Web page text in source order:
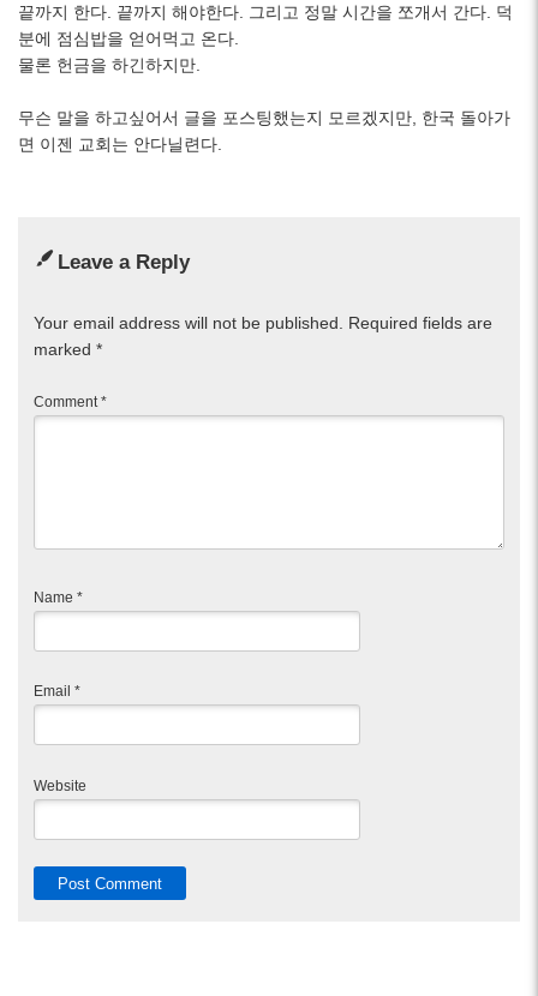
끝까지 한다. 끝까지 해야한다. 그리고 정말 시간을 쪼개서 간다. 덕
분에 점심밥을 얻어먹고 온다.
물론 헌금을 하긴하지만.
무슨 말을 하고싶어서 글을 포스팅했는지 모르겠지만, 한국 돌아가
면 이젠 교회는 안다닐련다.
Leave a Reply
Your email address will not be published.
Required fields are
marked *
Comment*
Name *
Email *
Website